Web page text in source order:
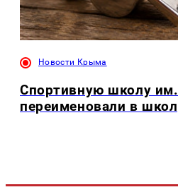
Новости Крыма
Спортивную школу
переименовали в